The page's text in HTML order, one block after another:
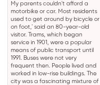
My parents couldn't afford a
motorbike or car. Most residents
used to get around by bicycle or
on foot,' said an 80-year-old
visitor. Trams, which began
service in 1901, were a popular
means of public transport until
1991. Buses were not very
frequent then. People lived and
worked in low-rise buildings. The
city was a fascinating mixture of